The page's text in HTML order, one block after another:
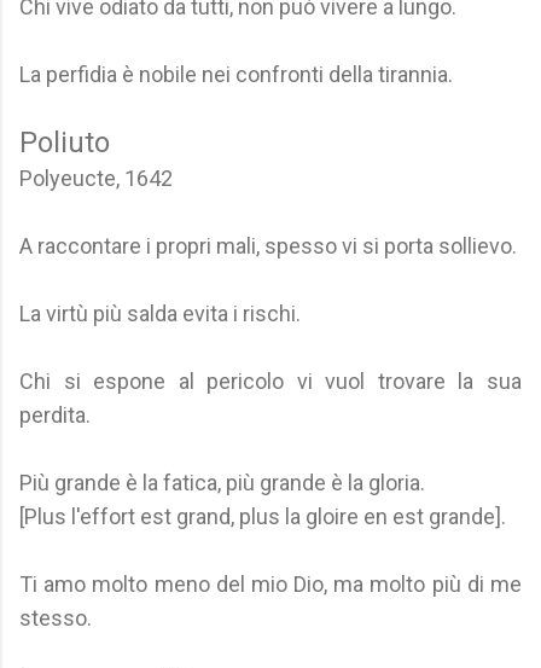
Chi vive odiato da tutti, non può vivere a lungo.
La perfidia è nobile nei confronti della tirannia.
Poliuto
Polyeucte, 1642
A raccontare i propri mali, spesso vi si porta sollievo.
La virtù più salda evita i rischi.
Chi si espone al pericolo vi vuol trovare la sua
perdita.
Più grande è la fatica, più grande è la gloria.
[Plus l'effort est grand, plus la gloire en est grande].
Ti amo molto meno del mio Dio, ma molto più di me
stesso.